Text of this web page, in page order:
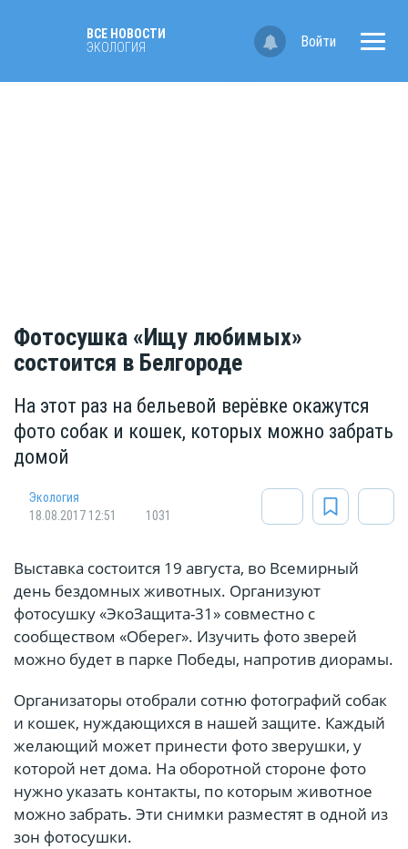
ВСЕ НОВОСТИ
ЭКОЛОГИЯ
Войти
Фотосушка «Ищу любимых»
состоится в Белгороде
На этот раз на бельевой верёвке окажутся
фото собак и кошек, которых можно забрать
домой
Экология
18.08.2017 12:51
1031
Выставка состоится 19 августа, во Всемирный
день бездомных животных. Организуют
фотосушку «ЭкоЗащита-31» совместно с
сообществом «Оберег». Изучить фото зверей
можно будет в парке Победы, напротив диорамы.
Организаторы отобрали сотню фотографий собак
и кошек, нуждающихся в нашей защите. Каждый
желающий может принести фото зверушки, у
которой нет дома. На оборотной стороне фото
нужно указать контакты, по которым животное
можно забрать. Эти снимки разместят в одной из
зон фотосушки.